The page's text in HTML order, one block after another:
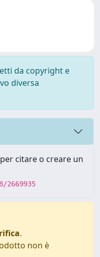
da copyright e
diversa
citare o creare un
.
non è